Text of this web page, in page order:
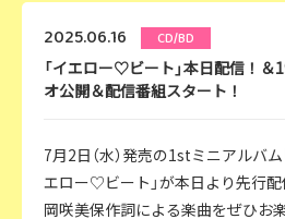
2025.06.16 CD/BD
「イエロー♡ビート」本日配信！
オ公開＆配信番組スタート！
7月2日（水）発売の1stミニアルバム
エロー♡ビート」が本日より先行配
岡咲美保作詞による楽曲をぜひお